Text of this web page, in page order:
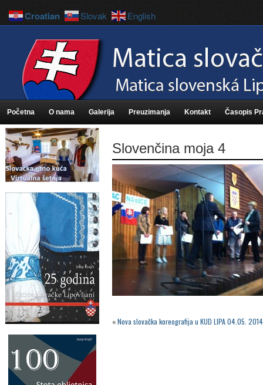
Početna O nama Galerija Preuzimanja Kontakt Časopis
Slovenčina moja 4
«Nova slovačka koreografija u KUD LIPA 04.05.
Croatian Slovak English